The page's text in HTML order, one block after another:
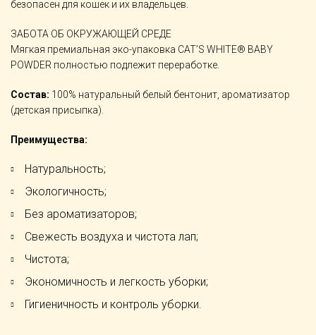
безопасен для кошек и их владельцев.
ЗАБОТА ОБ ОКРУЖАЮЩЕЙ СРЕДЕ
Мягкая премиальная эко-упаковка CAT’S WHITE® BABY
POWDER полностью подлежит переработке.
Состав: 100% натуральный белый бентонит, ароматизатор
(детская присыпка).
Преимущества:
Натуральность;
Экологичность;
Без ароматизаторов;
Свежесть воздуха и чистота лап;
Чистота;
Экономичность и легкость уборки;
Гигиеничность и контроль уборки.